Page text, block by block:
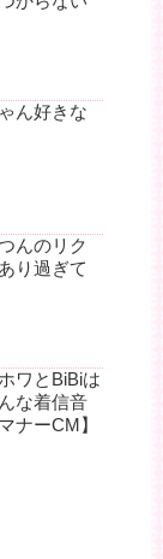
ん好きな
んのリク
り過ぎて
ワとBiBiは
な着信音
ナーCM】